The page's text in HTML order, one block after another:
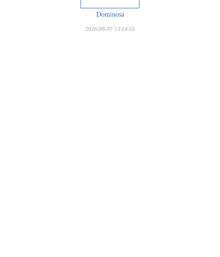
Dominosa
2026-08-07 13:14:55